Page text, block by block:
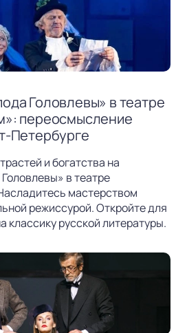
Головлевы» в театре
переосмысление
Петербурге
и богатства на
в театре
мастерством
режиссурой. Откройте для
классику русской литературы.